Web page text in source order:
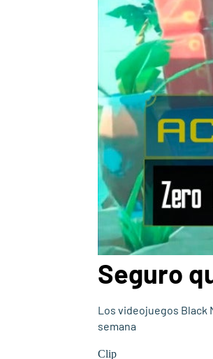
Seguro
Los videojuegos Black
semana
Clip